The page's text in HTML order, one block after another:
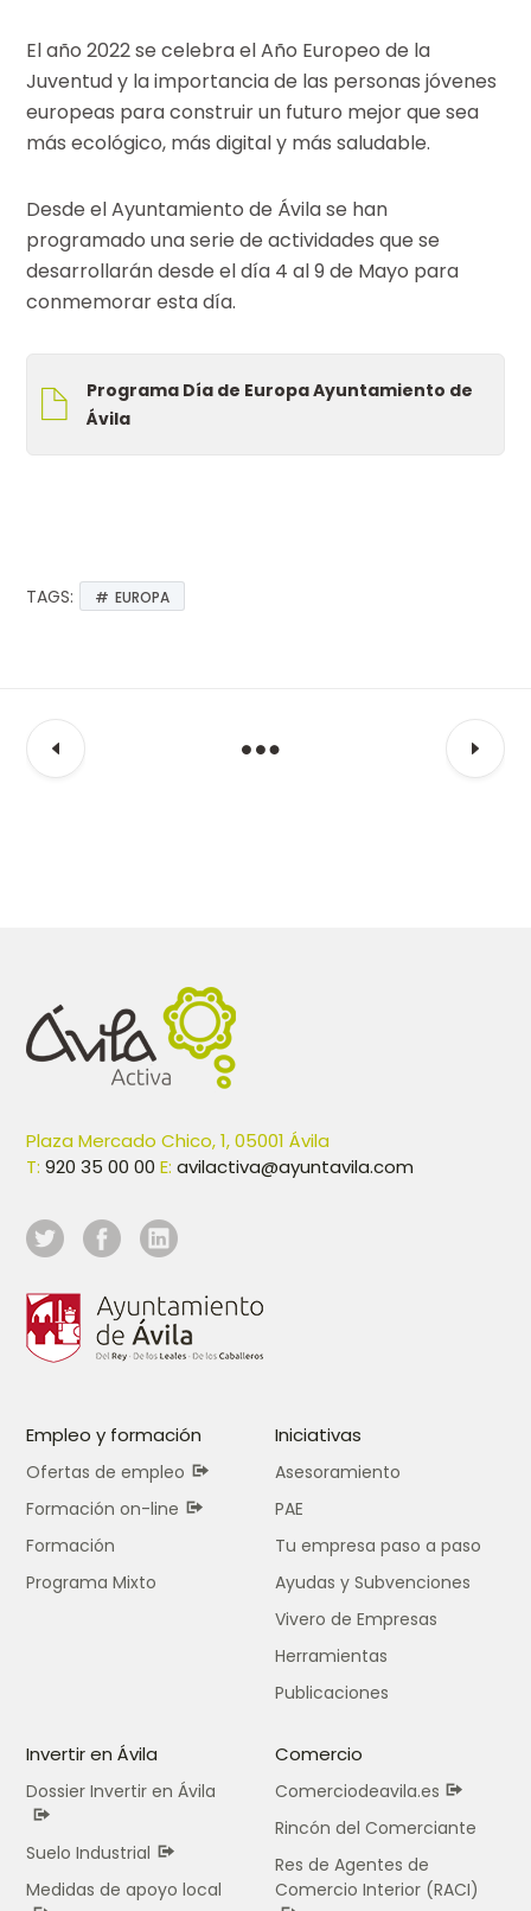
El año 2022 se celebra el Año Europeo de la
Juventud y la importancia de las personas jóvenes
europeas para construir un futuro mejor que sea
más ecológico, más digital y más saludable.
Desde el Ayuntamiento de Ávila se han
programado una serie de actividades que se
desarrollarán desde el día 4 al 9 de Mayo para
conmemorar esta día.
Programa Día de Europa Ayuntamiento de
Ávila
TAGS: EUROPA
Plaza Mercado Chico, 1, 05001 Ávila
T:920 35 00 00 E:avilactiva@ayuntavila.com
Empleo y formación
Ofertas de empleo
Formación on-line
Formación
Programa Mixto
Iniciativas
Asesoramiento
PAE
Tu empresa paso a paso
Ayudas y Subvenciones
Vivero de Empresas
Herramientas
Publicaciones
Invertir en Ávila
Dossier Invertir en Ávila
Suelo Industrial
Medidas de apoyo local
Comercio
Comerciodeavila.es
Rincón del Comerciante
Res de Agentes de
Comercio Interior (RACI)